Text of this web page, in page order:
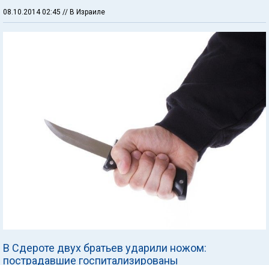
08.10.2014 02:45 // В Израиле
В Сдероте двух братьев ударили ножом:
пострадавшие госпитализированы